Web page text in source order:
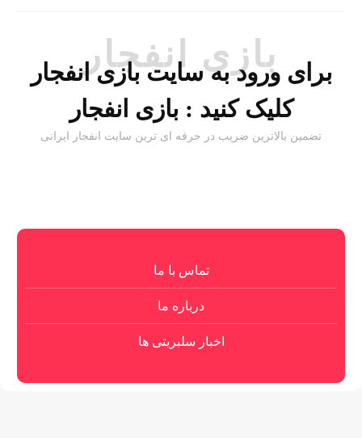
بازی انفجار
برای ورود به سایت بازی انفجار
کلیک کنید : بازی انفجار
تضمین بالاترین ضریب در حرفه ای ترین سایت انفجار ایرانی
تماس با ما
درباره ما
اخبار سلبریتی ها